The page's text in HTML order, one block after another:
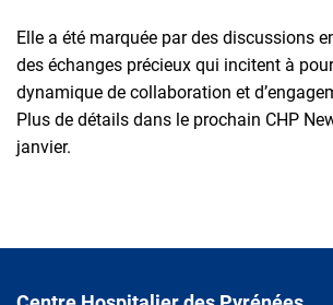
Elle a été marquée par des discussions
des échanges précieux qui incitent à
dynamique de collaboration et
Plus de détails dans le prochain CHP
janvier.